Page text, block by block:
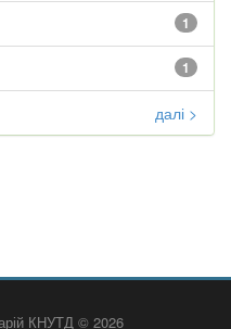
1
1
далі >
КНУТД © 2026